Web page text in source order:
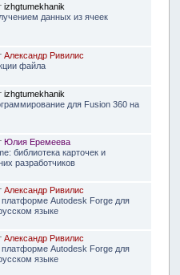
izhgtumekhanik
данных из ячеек
Александр Ривилис
файла
izhgtumekhanik
для Fusion 360 на
Юлия Еремеева
библиотека карточек и
разработчиков
Александр Ривилис
платформе Autodesk Forge для
языке
Александр Ривилис
платформе Autodesk Forge для
языке